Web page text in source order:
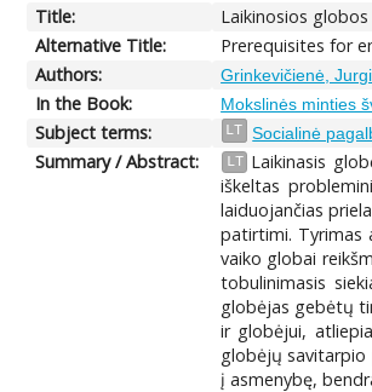
Title:
Laikinosios
Alternative Title:
Prerequisites for
Authors:
Grinkevičienė,
In the Book: Mokslinės minties
Subject terms:
LT Socialinė
Summary / Abstract: LT Laikinasis
iškeltas
laiduojančias
patirtimi. Tyrimas
vaiko globai
tobulinimasis
globėjas gebėtų
ir globėjui,
globėjų savitarpio
į asmenybę,